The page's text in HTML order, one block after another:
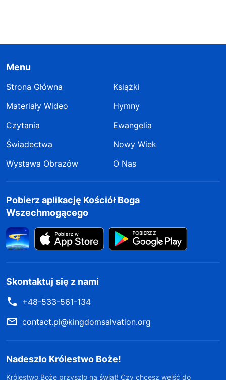
Menu
Strona Główna
Książki
Materiały Wideo
Hymny
Czytania
Ewangelia
Świadectwa
Nowy Wiek
Wystawa Obrazów
O Nas
Pobierz aplikację Kościół Boga
Wszechmogącego
Skontaktuj się z nami
+48-533-561-134
contact.pl@kingdomsalvation.org
Nadeszło Królestwo Boże!
Królestwo Boże przyszło na świat! Czy chcesz wejść do